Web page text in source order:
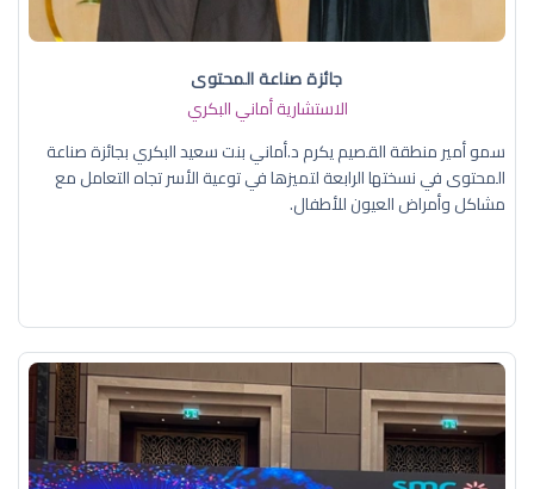
جائزة صناعة المحتوى
الاستشارية أماني البكري
سمو أمير منطقة القصيم يكرم د.أماني بنت سعيد البكري بجائزة صناعة
المحتوى في نسختها الرابعة لتميزها في توعية الأسر تجاه التعامل مع
مشاكل وأمراض العيون للأطفال.